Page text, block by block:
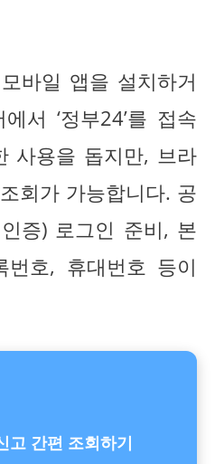
바일 앱을 설치하거
서 ‘정부24’를 접속
사용을 돕지만, 브라
회가 가능합니다. 공
증) 로그인 준비, 본
번호, 휴대번호 등이
고 간편 조회하기